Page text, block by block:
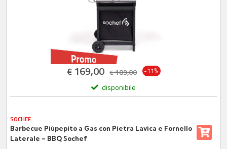
€169,00 €189,00 -11%
disponibile
SOCHEF
Barbecue Piùpepito a Gas con Pietra Lavica e Fornello
Laterale – BBQ Sochef